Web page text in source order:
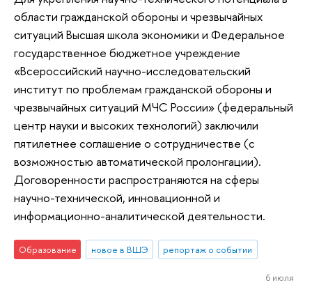
области гражданской обороны и чрезвычайных
ситуаций Высшая школа экономики и Федеральное
государственное бюджетное учреждение
«Всероссийский научно-исследовательский
институт по проблемам гражданской обороны и
чрезвычайных ситуаций МЧС России» (федеральный
центр науки и высоких технологий) заключили
пятилетнее соглашение о сотрудничестве (c
возможностью автоматической пролонгации).
Договоренности распространяются на сферы
научно-технической, инновационной и
информационно-аналитической деятельности.
Образование новое в ВШЭ репортаж о событии
6 июля